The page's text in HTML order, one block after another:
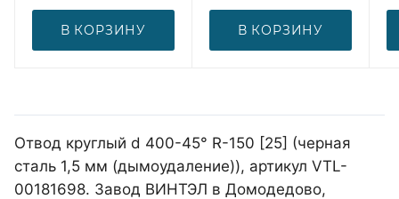
В КОРЗИНУ В КОРЗИНУ
Отвод круглый d 400-45° R-150 [25] (черная
сталь 1,5 мм (дымоудаление)), артикул VTL-
00181698. Завод ВИНТЭЛ в Домодедово,